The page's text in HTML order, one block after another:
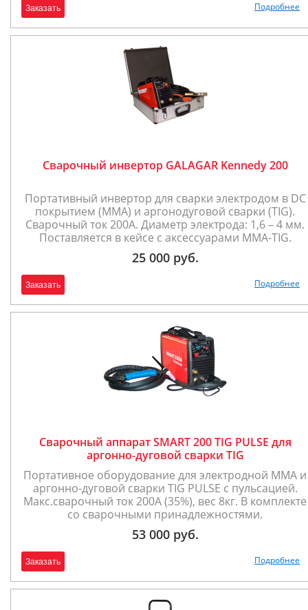
Заказать Подробнее
Сварочный инвертор GALAGAR Kennedy 200
Портативный инвертор для сварки электродом в DC
покрытием (ММА) и аргонодуговой сварки (TIG).
Сварочный ток 200А. Диаметр электрода: 1,6 – 4 мм.
Поставляется в кейсе с аксессуарами ММА-TIG.
25 000 руб.
Заказать Подробнее
Сварочный аппарат SMART 200 TIG PULSE для
аргонно-дуговой сварки TIG
Портативное оборудование для электродной ММА и
аргонно-дуговой сварки TIG PULSE с пульсацией.
Макс.сварочный ток 200А (35%), вес 8кг. В комплекте
со сварочными принадлежностями.
53 000 руб.
Заказать Подробнее